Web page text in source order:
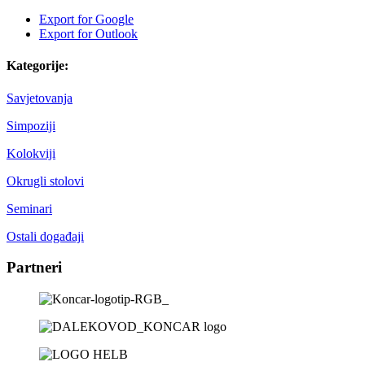
Export forGoogle
Export forOutlook
Kategorije:
Savjetovanja
Simpoziji
Kolokviji
Okrugli stolovi
Seminari
Ostali događaji
Partneri